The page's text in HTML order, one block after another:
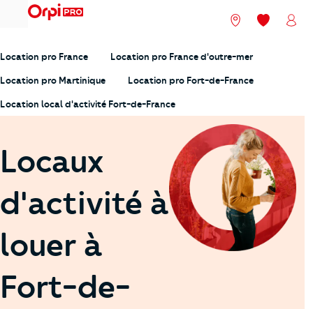
menu Nos agences
Mes
Location pro France Location pro France d'outre-mer
Location pro Martinique Location pro Fort-de-France
Location local d'activité Fort-de-France
Locaux
d'activité à
louer à
Fort-de-